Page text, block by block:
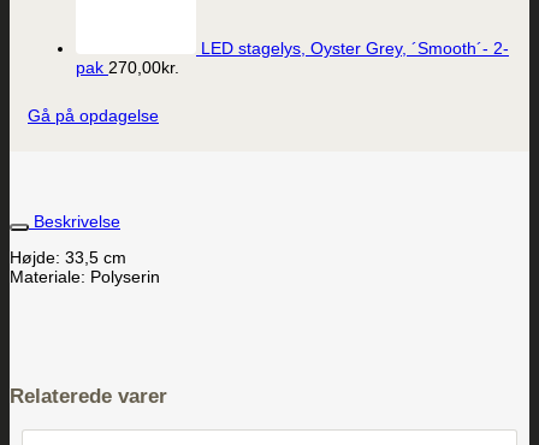
LED stagelys, Oyster Grey, ´Smooth´- 2-
pak 270,00kr.
Gå på opdagelse
Beskrivelse
Højde: 33,5 cm
Materiale: Polyserin
Relaterede varer